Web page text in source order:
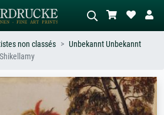
Décrivez la scène – ex. prairie verte,
abstrait avec beaucoup de rouge,
tableau sombre, nu debout près d'un
non classés
Unbekannt Unbekannt